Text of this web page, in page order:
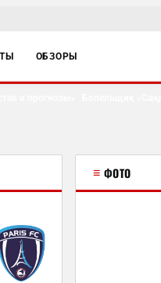
ОБЗОРЫ
≡ ФОТО